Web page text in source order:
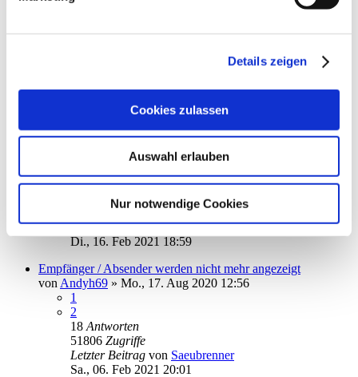
Details zeigen
Cookies zulassen
Auswahl erlauben
Nur notwendige Cookies
Umsatzausgabe: Spalteneinsteluungen fixieren
Zugriffe
Letzter Beitragvonkuddel
Mi., 17. Feb 2021 18:29
vonml501»Mi., 10. Feb 2021 00:11
Antworten
Zugriffe
Letzter Beitragvonaaa
Di., 16. Feb 2021 18:59
Empfänger / Absender werden nicht mehr angezeigt
von Andyh69 » Mo., 17. Aug 2020 12:56
1
2
18 Antworten
51806 Zugriffe
Letzter Beitrag von Saeubrenner
Sa., 06. Feb 2021 20:01